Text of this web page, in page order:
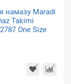
намазу Maradi
Takimi
One Size